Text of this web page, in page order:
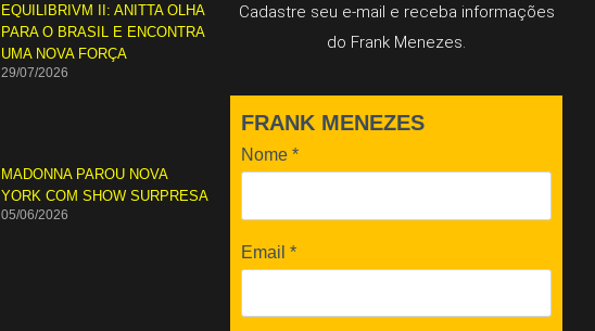
EQUILIBRIVM II: ANITTA OLHA
PARA O BRASIL E ENCONTRA
UMA NOVA FORÇA
29/07/2026
MADONNA PAROU NOVA
YORK COM SHOW SURPRESA
05/06/2026
Cadastre seu e-mail e receba informações
do Frank Menezes.
FRANK MENEZES
Nome *
Email *